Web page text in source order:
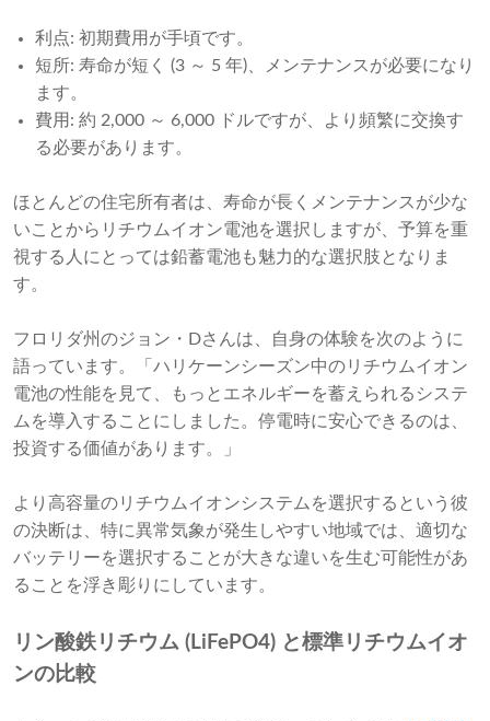
利点: 初期費用が手頃です。
短所: 寿命が短く (3 ～ 5 年)、メンテナンスが必要になり
ます。
費用: 約 2,000 ～ 6,000 ドルですが、より頻繁に交換す
る必要があります。
ほとんどの住宅所有者は、寿命が長くメンテナンスが少な
いことからリチウムイオン電池を選択しますが、予算を重
視する人にとっては鉛蓄電池も魅力的な選択肢となりま
す。
フロリダ州のジョン・Dさんは、自身の体験を次のように
語っています。「ハリケーンシーズン中のリチウムイオン
電池の性能を見て、もっとエネルギーを蓄えられるシステ
ムを導入することにしました。停電時に安心できるのは、
投資する価値があります。」
より高容量のリチウムイオンシステムを選択するという彼
の決断は、特に異常気象が発生しやすい地域では、適切な
バッテリーを選択することが大きな違いを生む可能性があ
ることを浮き彫りにしています。
リン酸鉄リチウム (LiFePO4) と標準リチウムイオ
ンの比較